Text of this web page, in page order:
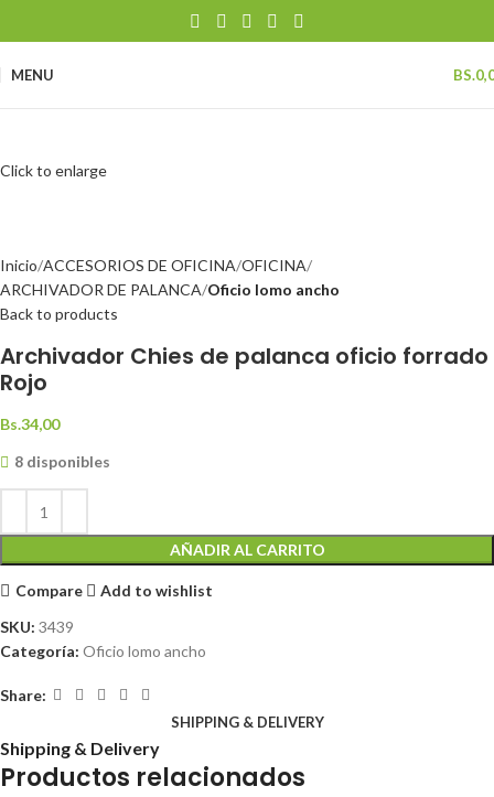
MENU BS.
Click to enlarge
Inicio ACCESORIOS DE OFICINA OFICINA
ARCHIVADOR DE PALANCA Oficio lomo ancho
Back to products
Archivador Chies de palanca oficio forrado
Rojo
Bs.34,00
8 disponibles
AÑADIR AL CARRITO
Compare
Add to wishlist
SKU: 3439
Categoría: Oficio lomo ancho
Share:
SHIPPING & DELIVERY
Shipping & Delivery
Productos relacionados